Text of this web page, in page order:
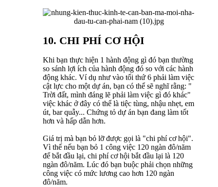
10. CHI PHÍ CƠ HỘI
Khi bạn thực hiện 1 hành động gì đó bạn thường
so sánh lợi ích của hành động đó so với các hành
động khác. Ví dụ như vào tối thứ 6 phải làm việc
cật lực cho một dự án, bạn có thể sẽ nghĩ rằng: "
Trời đất, mình đáng lẽ phải làm việc gì đó khác"
việc khác ở đây có thể là tiệc tùng, nhậu nhẹt, em
út, bar quẫy... Chứng tỏ dự án bạn đang làm tốt
hơn và hấp dẫn hơn.
Giá trị mà bạn bỏ lỡ được gọi là "chi phí cơ hội".
Vì thế nếu bạn bỏ 1 công việc 120 ngàn đô/năm
để bắt đầu lại, chi phí cơ hội bắt đầu lại là 120
ngàn đô/năm. Lúc đó bạn buộc phải chọn những
công việc có mức lương cao hơn 120 ngàn
đô/năm.